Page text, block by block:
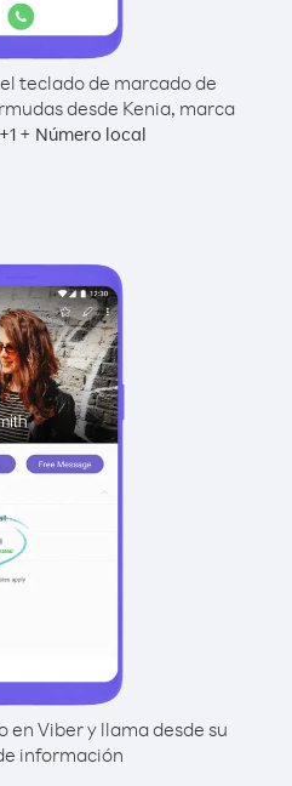
teclado de marcado de
desde Kenia, marca
+1+ Número local
en Viber y llama desde su
información